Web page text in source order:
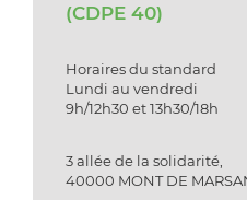
(CDPE 40)
Horaires du standard
Lundi au vendredi
9h/12h30 et 13h30/18h
3 allée de la solidarité,
40000 MONT DE